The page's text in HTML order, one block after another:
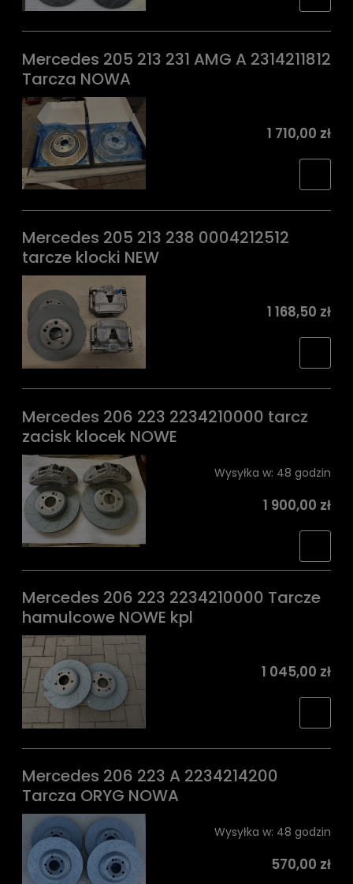
Mercedes 205 213 231 AMG A 2314211812
Tarcza NOWA
1 710,00 zł
Mercedes 205 213 238 0004212512
tarcze klocki NEW
1 168,50 zł
Mercedes 206 223 2234210000 tarcz
zacisk klocek NOWE
Wysyłka w: 48 godzin
1 900,00 zł
Mercedes 206 223 2234210000 Tarcze
hamulcowe NOWE kpl
1 045,00 zł
Mercedes 206 223 A 2234214200
Tarcza ORYG NOWA
Wysyłka w: 48 godzin
570,00 zł